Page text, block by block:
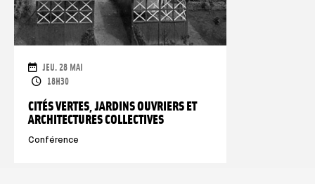
CITÉS VERTES, JARDINS OUVRIERS ET
ARCHITECTURES COLLECTIVES
Conférence
DATE
JEU. 28 MAI
ORARI
18H30